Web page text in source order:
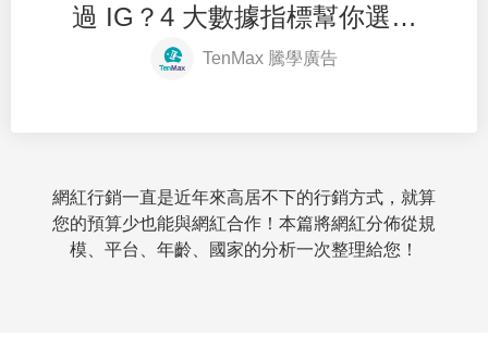
過 IG？4 大數據指標幫你選適
合的平台
TenMax 騰學廣告
網紅行銷一直是近年來高居不下的行銷方式，就算
您的預算少也能與網紅合作！本篇將網紅分佈從規
模、平台、年齡、國家的分析一次整理給您！